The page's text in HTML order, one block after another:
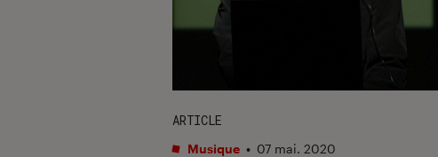
ARTICLE
Musique • 07 mai. 2020